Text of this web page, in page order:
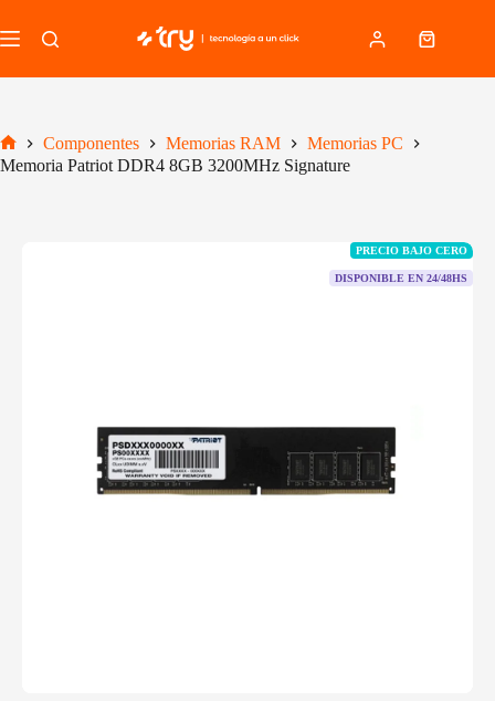
al
contenido
Carro
Inicio
Componentes Memorias RAM
Memorias PC
Memoria Patriot DDR4 8GB 3200MHz Signature
PRECIO BAJO CERO
DISPONIBLE EN 24/48HS